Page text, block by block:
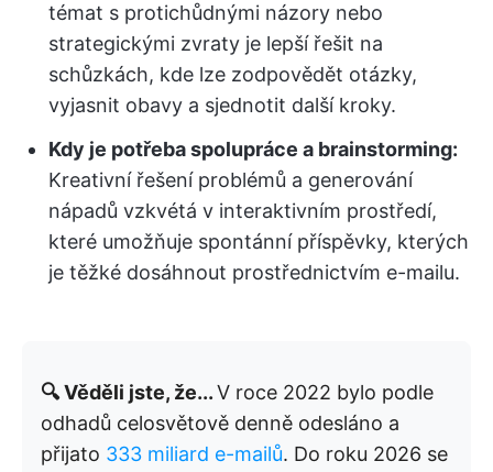
témat s protichůdnými názory nebo
strategickými zvraty je lepší řešit na
schůzkách, kde lze zodpovědět otázky,
vyjasnit obavy a sjednotit další kroky.
Kdy je potřeba spolupráce a brainstorming:
Kreativní řešení problémů a generování
nápadů vzkvétá v interaktivním prostředí,
které umožňuje spontánní příspěvky, kterých
je těžké dosáhnout prostřednictvím e-mailu.
🔍 Věděli jste, že...V roce 2022 bylo podle
odhadů celosvětově denně odesláno a
přijato 333 miliard e-mailů. Do roku 2026 se